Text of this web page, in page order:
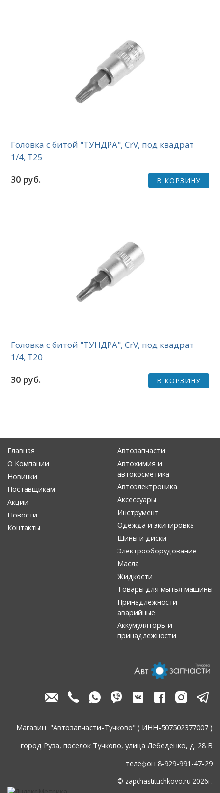
Головка с битой "ТУНДРА", CrV, под квадрат
1/4, Т25
30 руб. В КОРЗИНУ
Головка с битой "ТУНДРА", CrV, под квадрат
1/4, Т20
30 руб. В КОРЗИНУ
Главная
О Компании
Новинки
Поставщикам
Акции
Новости
Контакты
Автозапчасти
Автохимия и
автокосметика
Автоэлектроника
Аксессуары
Инструмент
Одежда и экипировка
Шины и диски
Электрооборудование
Масла
Жидкости
Товары для мытья машины
Принадлежности
аварийные
Аккумуляторы и
принадлежности
Магазин "Автозапчасти-Тучково" ( ИНН-507502377007 )
город Руза, поселок Тучково, улица Лебеденко, д. 28 В
телефон 8-929-991-47-29
© zapchastituchkovo.ru 2026г.